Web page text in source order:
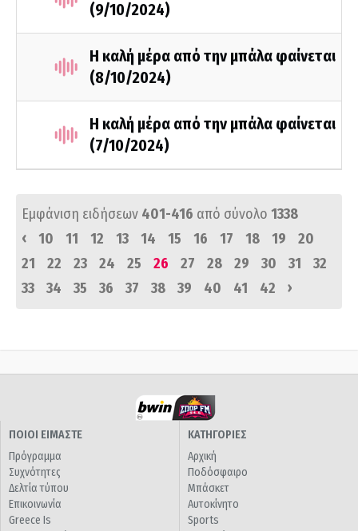
(9/10/2024)
Η καλή μέρα από την μπάλα φαίνεται
(8/10/2024)
Η καλή μέρα από την μπάλα φαίνεται
(7/10/2024)
Εμφάνιση ειδήσεων 401-416 από σύνολο 1338
‹
10 11 12 13 14 15 16 17 18 19
20
21
22 23 24 25 26 27 28 29 30 31
32
33
34 35 36 37 38 39 40 41 42 ›
ΠΟΙΟΙ ΕΙΜΑΣΤΕ
Πρόγραμμα
Συχνότητες
Δελτία τύπου
Επικοινωνία
Greece Is
ΚΑΤΗΓΟΡΙΕΣ
Αρχική
Ποδόσφαιρο
Μπάσκετ
Αυτοκίνητο
Sports